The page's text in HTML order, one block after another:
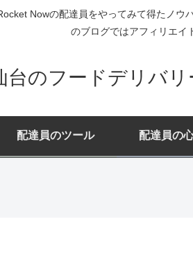
Nowの配達員をやってみて得たノ
のブログではアフィリエイ
台のフードデリバ
配達員のツール 配達員の